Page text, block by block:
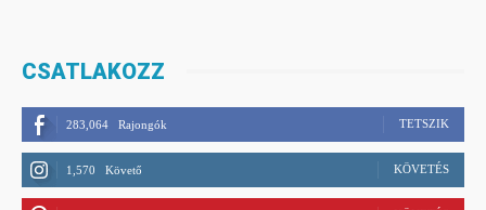
CSATLAKOZZ
283,064 Rajongók TETSZIK
1,570 Követő KÖVETÉS